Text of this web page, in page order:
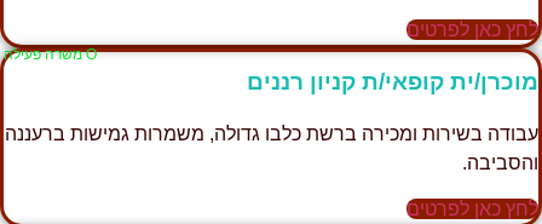
לחץ כאן לפרטים
Ο משרה פעילה
מוכרן/ית קופאי/ת קניון רננים
עבודה בשירות ומכירה ברשת כלבו גדולה, משמרות גמישות ברעננה
והסביבה.
לחץ כאן לפרטים